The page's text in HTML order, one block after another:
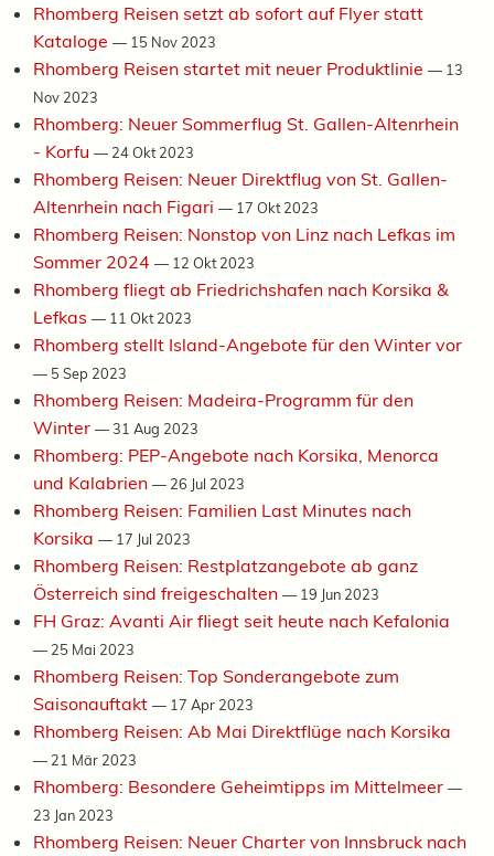
Rhomberg Reisen setzt ab sofort auf Flyer statt
Kataloge — 15 Nov 2023
Rhomberg Reisen startet mit neuer Produktlinie — 13
Nov 2023
Rhomberg: Neuer Sommerflug St. Gallen-Altenrhein
- Korfu — 24 Okt 2023
Rhomberg Reisen: Neuer Direktflug von St. Gallen-
Altenrhein nach Figari — 17 Okt 2023
Rhomberg Reisen: Nonstop von Linz nach Lefkas im
Sommer 2024 — 12 Okt 2023
Rhomberg fliegt ab Friedrichshafen nach Korsika &
Lefkas — 11 Okt 2023
Rhomberg stellt Island-Angebote für den Winter vor
— 5 Sep 2023
Rhomberg Reisen: Madeira-Programm für den
Winter —31 Aug 2023
Rhomberg: PEP-Angebote nach Korsika, Menorca
und Kalabrien — 26 Jul 2023
Rhomberg Reisen: Familien Last Minutes nach
Korsika — 17 Jul 2023
Rhomberg Reisen: Restplatzangebote ab ganz
Österreich sind freigeschalten — 19 Jun 2023
FH Graz: Avanti Air fliegt seit heute nach Kefalonia
— 25 Mai 2023
Rhomberg Reisen: Top Sonderangebote zum
Saisonauftakt — 17 Apr 2023
Rhomberg Reisen: Ab Mai Direktflüge nach Korsika
— 21 Mär 2023
Rhomberg: Besondere Geheimtipps im Mittelmeer —
23 Jan 2023
Rhomberg Reisen: Neuer Charter von Innsbruck nach